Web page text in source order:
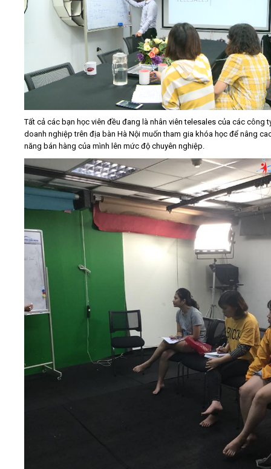
Tất cả các bạn học viên đều đang là nhân viên telesales của các công
doanh nghiệp trên địa bàn Hà Nội muốn tham gia khóa học để nâng
năng bán hàng của mình lên mức độ chuyên nghiệp.